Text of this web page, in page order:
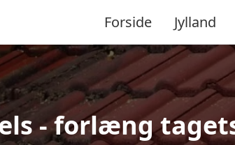
Forside Jylland
- forlæng